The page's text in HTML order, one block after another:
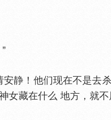
安静！他们现在不是去
女藏在什么 地方，就